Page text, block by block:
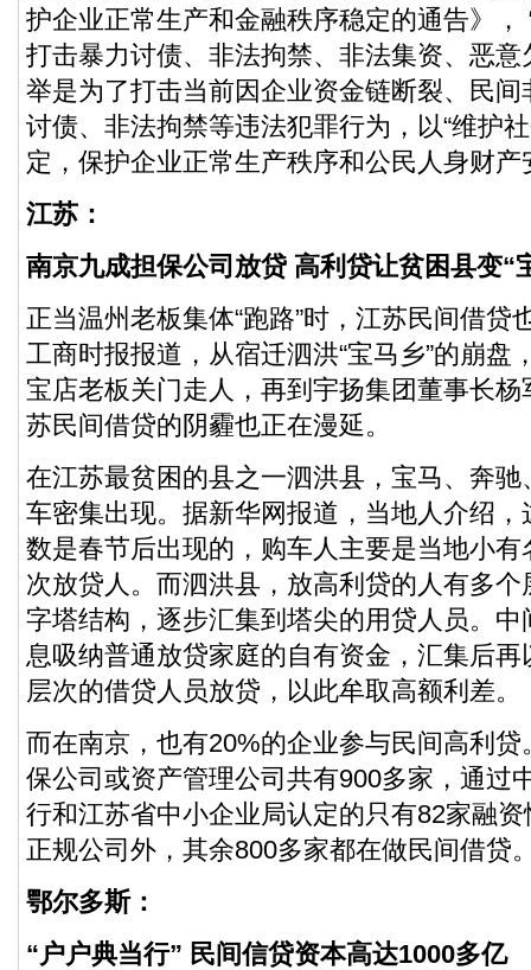
护企业正常生产和金融秩序稳定的通告》，
打击暴力讨债、非法拘禁、非法集资、恶
举是为了打击当前因企业资金链断裂、民
讨债、非法拘禁等违法犯罪行为，以“维护
定，保护企业正常生产秩序和公民人身财产
江苏：
南京九成担保公司放贷 高利贷让贫困县变“
正当温州老板集体“跑路”时，江苏民间借贷
工商时报报道，从宿迁泗洪“宝马乡”的崩盘
宝店老板关门走人，再到宇扬集团董事长
苏民间借贷的阴霾也正在漫延。
在江苏最贫困的县之一泗洪县，宝马、奔
车密集出现。据新华网报道，当地人介绍
数是春节后出现的，购车人主要是当地小
次放贷人。而泗洪县，放高利贷的人有多
字塔结构，逐步汇集到塔尖的用贷人员。
息吸纳普通放贷家庭的自有资金，汇集后
层次的借贷人员放贷，以此牟取高额利差。
而在南京，也有20%的企业参与民间高利
保公司或资产管理公司共有900多家，通过
行和江苏省中小企业局认定的只有82家融
正规公司外，其余800多家都在做民间借贷
鄂尔多斯：
“户户典当行” 民间信贷资本高达1000多亿